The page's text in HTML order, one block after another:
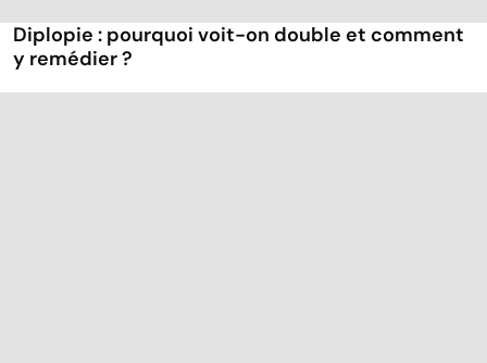
Diplopie : pourquoi voit-on double et comment
y remédier ?